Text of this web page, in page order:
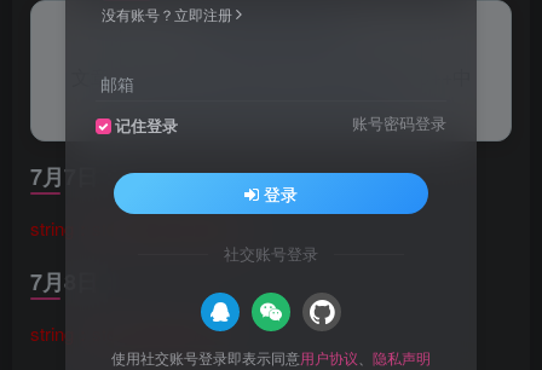
来自AI助手的总结
文章介绍了从7月7日至7月13日每天关于C++中
7月7日：
string：std::string::contains
7月8日：
string：std::string::swap
没有账号？立即注册
邮箱
记住登录 账号密码登录
登录
社交账号登录
使用社交账号登录即表示同意用户协议 隐私声明